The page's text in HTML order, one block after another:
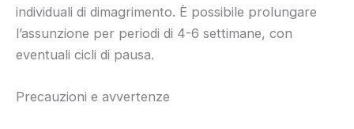
individuali di dimagrimento. È possibile prolungare
l’assunzione per periodi di 4-6 settimane, con
eventuali cicli di pausa.
Precauzioni e avvertenze